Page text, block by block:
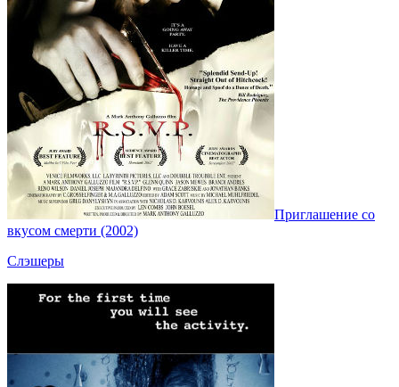
Приглашение со
вкусом смерти (2002)
Слэшеры